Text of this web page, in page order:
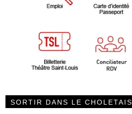
SORTIR DANS LE CHOLETAIS